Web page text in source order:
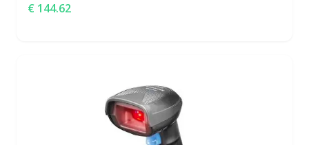
144.62